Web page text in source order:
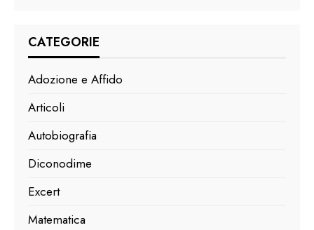
CATEGORIE
Adozione e Affido
Articoli
Autobiografia
Diconodime
Excert
Matematica